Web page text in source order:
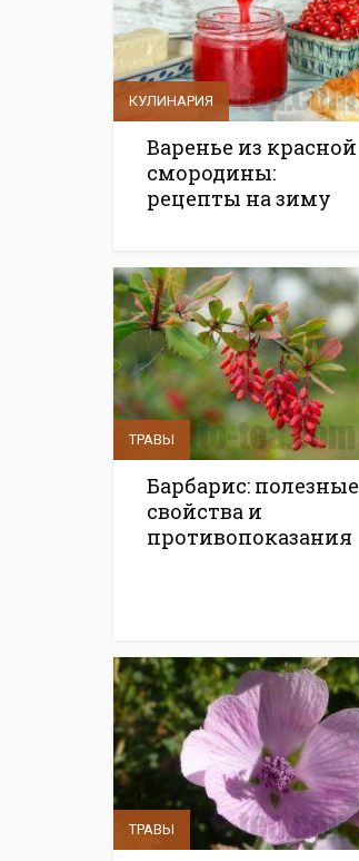
КУЛИНАРИЯ
Варенье из красной
смородины:
рецепты на зиму
ТРАВЫ
Барбарис: полезные
свойства и
противопоказания
ТРАВЫ